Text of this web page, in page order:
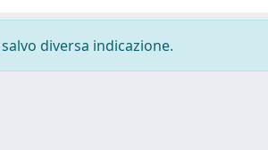
diversa indicazione.